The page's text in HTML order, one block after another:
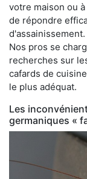
votre maison ou
de répondre
d'assainissement.
Nos pros se
recherches sur
cafards de
le plus adéquat.
Les
germaniques «